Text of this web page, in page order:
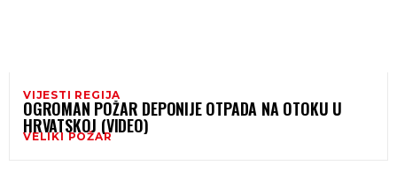
VIJESTI REGIJA
OGROMAN POŽAR DEPONIJE OTPADA NA OTOKU U
HRVATSKOJ (VIDEO)
VELIKI POŽAR